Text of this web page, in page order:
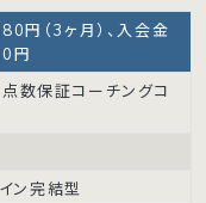
円（3ヶ月）、入会金
円
数保証コーチングコ
ン完結型